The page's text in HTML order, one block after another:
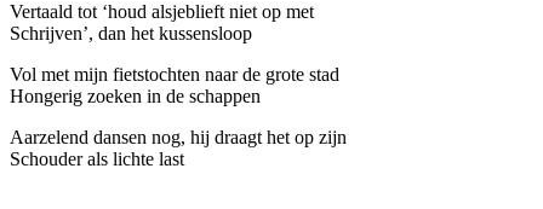
Vertaald tot ‘houd alsjeblieft niet op met
Schrijven’, dan het kussensloop
Vol met mijn fietstochten naar de grote stad
Hongerig zoeken in de schappen
Aarzelend dansen nog, hij draagt het op zijn
Schouder als lichte last